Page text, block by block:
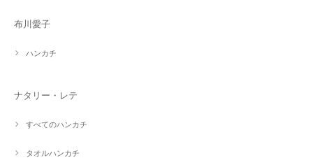
布川愛子
ハンカチ
ナタリー・レテ
すべてのハンカチ
タオルハンカチ